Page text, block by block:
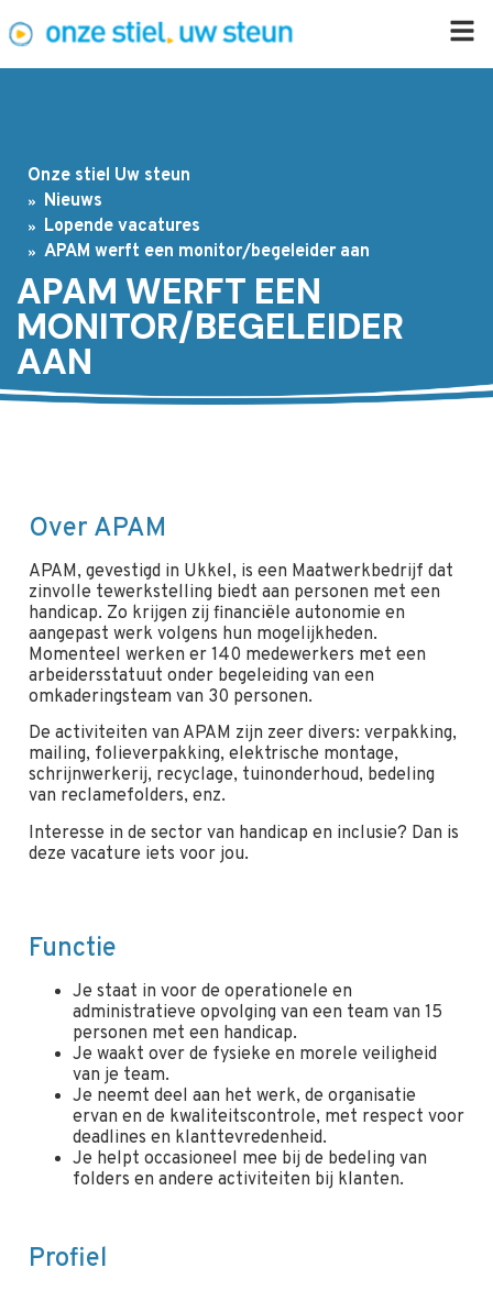
Onze stiel Uw steun
Nieuws
Lopende vacatures
APAM werft een monitor/begeleider aan
APAM WERFT EEN
MONITOR/BEGELEIDER
AAN
Over APAM
APAM, gevestigd in Ukkel, is een Maatwerkbedrijf dat
zinvolle tewerkstelling biedt aan personen met een
handicap. Zo krijgen zij financiële autonomie en
aangepast werk volgens hun mogelijkheden.
Momenteel werken er 140 medewerkers met een
arbeidersstatuut onder begeleiding van een
omkaderingsteam van 30 personen.
De activiteiten van APAM zijn zeer divers: verpakking,
mailing, folieverpakking, elektrische montage,
schrijnwerkerij, recyclage, tuinonderhoud, bedeling
van reclamefolders, enz.
Interesse in de sector van handicap en inclusie? Dan is
deze vacature iets voor jou.
Functie
Je staat in voor de operationele en
administratieve opvolging van een team van 15
personen met een handicap.
Je waakt over de fysieke en morele veiligheid
van je team.
Je neemt deel aan het werk, de organisatie
ervan en de kwaliteitscontrole, met respect voor
deadlines en klanttevredenheid.
Je helpt occasioneel mee bij de bedeling van
folders en andere activiteiten bij klanten.
Profiel